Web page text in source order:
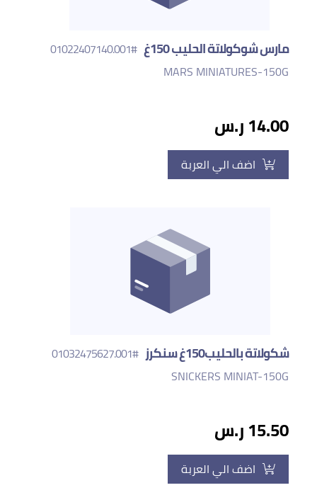
مارس شوكولاتة الحليب 150غ
#01022407140.001
MARS MINIATURES-150G
14.00 ر.س
اضف الي العربة
شكولاتة بالحليب150غ سنكرز
#01032475627.001
SNICKERS MINIAT-150G
15.50 ر.س
اضف الي العربة